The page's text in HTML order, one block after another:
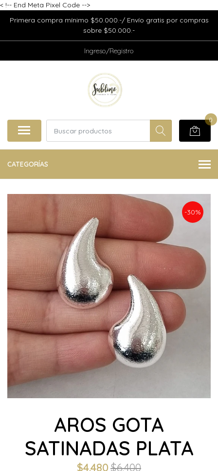
< !-- End Meta Pixel Code -->
Primera compra mínimo $50.000.-/ Envío gratis por compras
sobre $50.000.-
Ingreso/Registro
0
CATEGORÍAS
-30%
AROS GOTA
SATINADAS PLATA
$4.480$6.400